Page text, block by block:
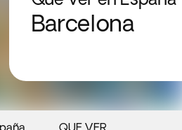
Barcelona
QUE VER